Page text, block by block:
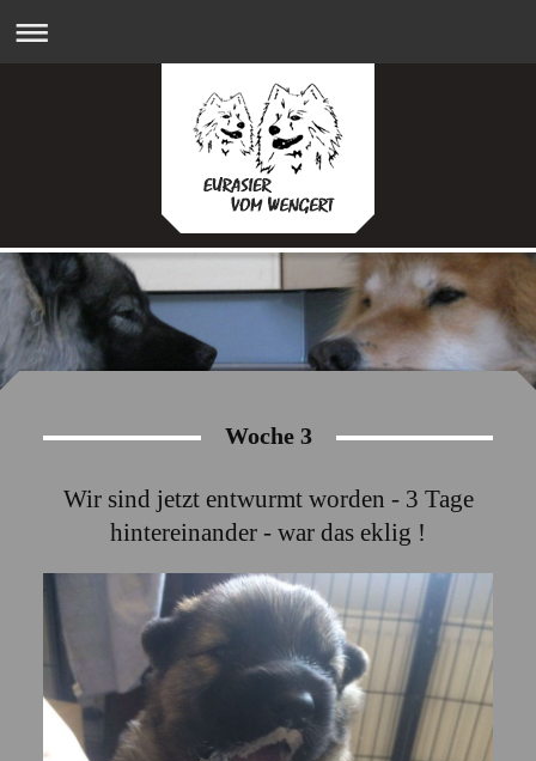
Woche 3
Wir sind jetzt entwurmt worden - 3 Tage
hintereinander - war das eklig !